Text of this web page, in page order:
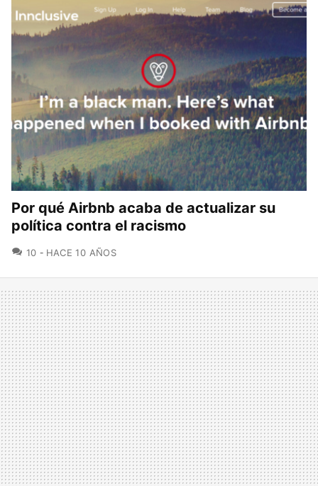
Por qué Airbnb acaba de actualizar su
política contra el racismo
10 COMENTARIOS
HACE 10 AÑOS